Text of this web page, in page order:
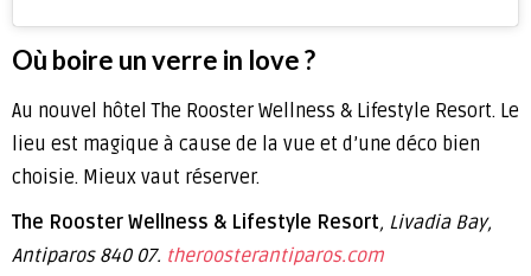
Où boire un verre in love ?
Au nouvel hôtel The Rooster Wellness & Lifestyle Resort. Le
lieu est magique à cause de la vue et d’une déco bien
choisie. Mieux vaut réserver.
The Rooster Wellness & Lifestyle Resort, Livadia Bay,
Antiparos 840 07. theroosterantiparos.com